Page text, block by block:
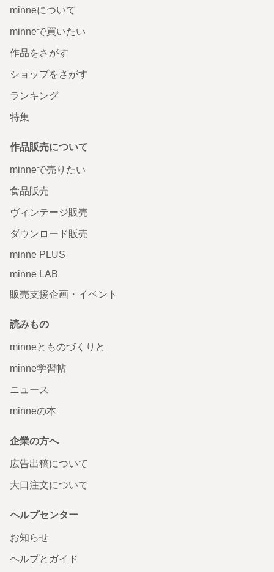
minneについて
minneで買いたい
作品をさがす
ショップをさがす
ランキング
特集
作品販売について
minneで売りたい
食品販売
ヴィンテージ販売
ダウンロード販売
minne PLUS
minne LAB
販売支援企画・イベント
読みもの
minneとものづくりと
minne学習帖
ニュース
minneの本
企業の方へ
広告出稿について
大口注文について
ヘルプセンター
お知らせ
ヘルプとガイド